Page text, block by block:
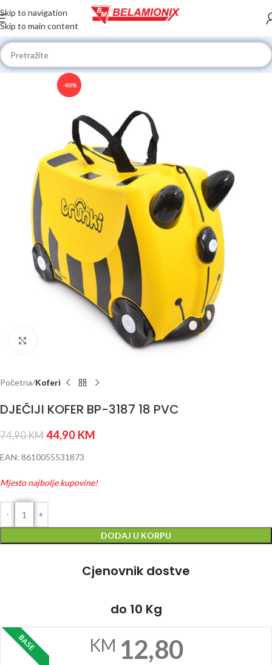
Skip to navigation
Skip to main content
-40%
Početna Koferi
DJEČIJI KOFER BP-3187 18 PVC
74,90KM 44,90 KM
EAN: 8610055531873
Mjesto najbolje kupovine!
DODAJ U KORPU
Cjenovnik dostve
do 10 Kg
BASE KM 12,80